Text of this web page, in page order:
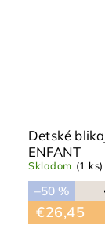
Detské
ENFANT
Skladom (1 ks)
–50 %
€26,45